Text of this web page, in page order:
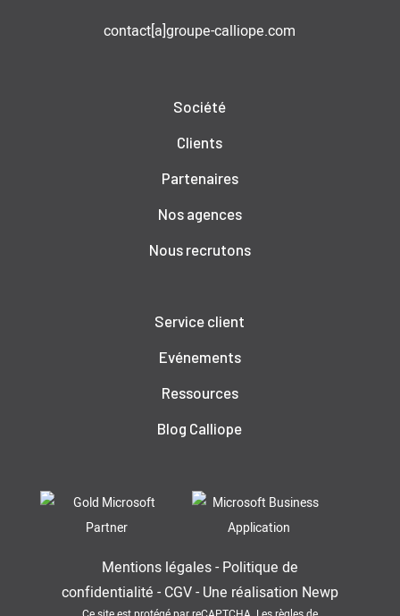
contact[a]groupe-calliope.com
Société
Clients
Partenaires
Nos agences
Nous recrutons
Service client
Evénements
Ressources
Blog Calliope
Mentions légales- Politique de
confidentialité - CGV-Une réalisation Newp